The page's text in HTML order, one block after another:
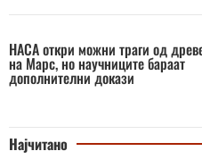
НАСА откри можни траги од
на Марс, но научниците бараат
дополнителни докази
Најчитано